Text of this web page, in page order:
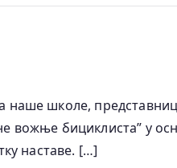
школе,
вожње бициклиста”
наставе. […]